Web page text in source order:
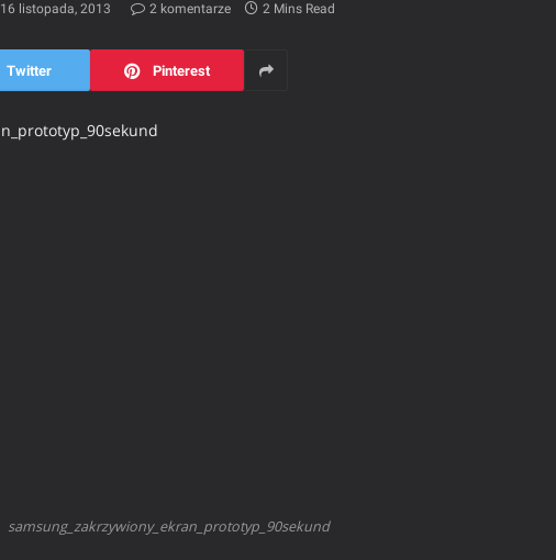
16 listopada, 2013 2 komentarze 2 Mins Read
Twitter Pinterest
samsung_zakrzywiony_ekran_prototyp_90sekund